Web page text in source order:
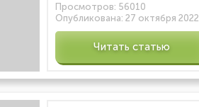
Просмотров: 56010
Опубликована: 27 октября 2022
Читать статью